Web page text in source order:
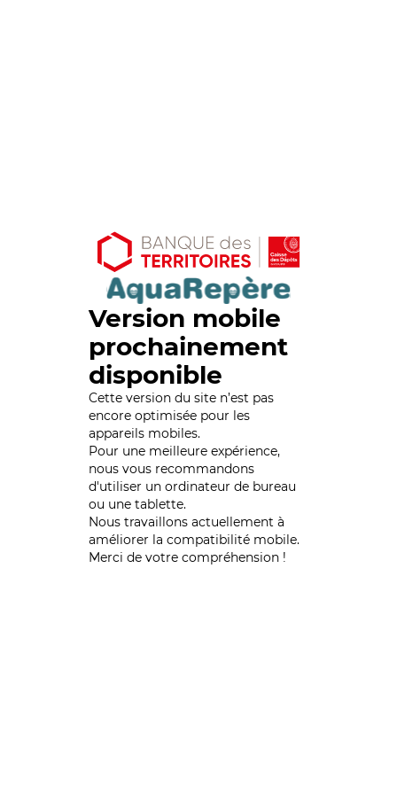
Version mobile
prochainement
disponible
Cette version du site n’est pas
encore optimisée pour les
appareils mobiles.
Pour une meilleure expérience,
nous vous recommandons
d'utiliser un ordinateur de bureau
ou une tablette.
Nous travaillons actuellement à
améliorer la compatibilité mobile.
Merci de votre compréhension !